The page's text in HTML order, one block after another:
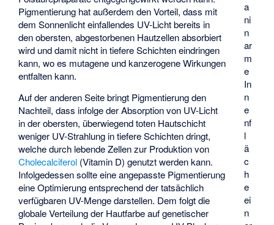
a
ni
n
ar
m
e
In
n
e
nf
l
ä
c
h
e
ei
n
Pigmentierung hat außerdem den Vorteil, dass mit
dem Sonnenlicht einfallendes UV-Licht bereits in
den obersten, abgestorbenen Hautzellen absorbiert
wird und damit nicht in tiefere Schichten eindringen
kann, wo es mutagene und kanzerogene Wirkungen
entfalten kann.
Auf der anderen Seite bringt Pigmentierung den
Nachteil, dass infolge der Absorption von UV-Licht
in der obersten, überwiegend toten Hautschicht
weniger UV-Strahlung in tiefere Schichten dringt,
welche durch lebende Zellen zur Produktion von
Cholecalciferol (Vitamin D) genutzt werden kann.
Infolgedessen sollte eine angepasste Pigmentierung
eine Optimierung entsprechend der tatsächlich
verfügbaren UV-Menge darstellen. Dem folgt die
globale Verteilung der Hautfarbe auf genetischer